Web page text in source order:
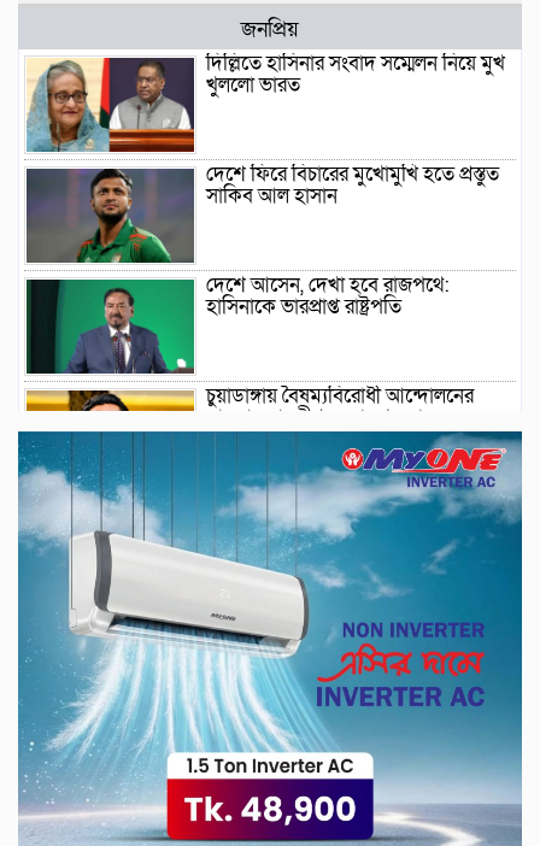
জনপ্রিয়
দিল্লিতে হাসিনার সংবাদ সম্মেলন নিয়ে মুখ
খুললো ভারত
দেশে ফিরে বিচারের মুখোমুখি হতে প্রস্তুত
সাকিব আল হাসান
দেশে আসেন, দেখা হবে রাজপথে:
হাসিনাকে ভারপ্রাপ্ত রাষ্ট্রপতি
চুয়াডাঙ্গায় বৈষম্যবিরোধী আন্দোলনের
মামলায় ছাত্রলীগ নেতা গ্রেফতার
চুয়াডাঙ্গায় স্থানীয় শহীদ দিবস পা‌লিত
জুলাই গণ-অভ্যুত্থান’ দিবস আজ
চেক জালিয়াতি মামলায় মুজিব পরদেশী
কারাগারে
চুয়াডাঙ্গার আদালত চত্বরে ভুয়া